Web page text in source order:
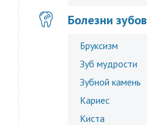
Болезни зубов
Бруксизм
Зуб мудрости
Зубной камень
Кариес
Киста